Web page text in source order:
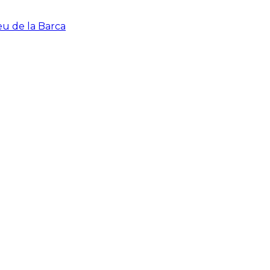
de la Barca